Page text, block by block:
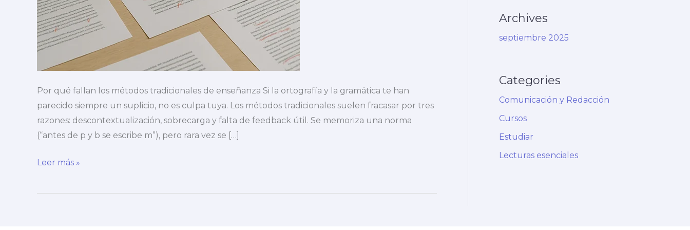
Por qué fallan los métodos tradicionales de enseñanza Si la ortografía y la gramática te han
parecido siempre un suplicio, no es culpa tuya. Los métodos tradicionales suelen fracasar por tres
razones: descontextualización, sobrecarga y falta de feedback útil. Se memoriza una norma
(“antes de p y b se escribe m”), pero rara vez se […]
Cómo
la
Leer más »
Archives
septiembre 2025
Categories
Comunicación y Redacción
Cursos
Estudiar
Lecturas esenciales